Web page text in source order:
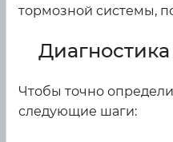
тормозной системы,
Чтобы точно
следующие шаги: